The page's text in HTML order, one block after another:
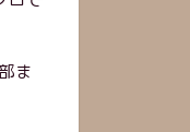
ま